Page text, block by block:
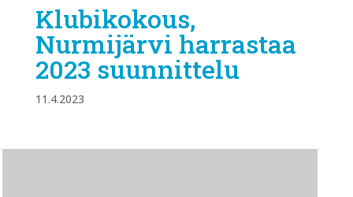
Klubikokous,
Nurmijärvi harrastaa
2023 suunnittelu
11.4.2023